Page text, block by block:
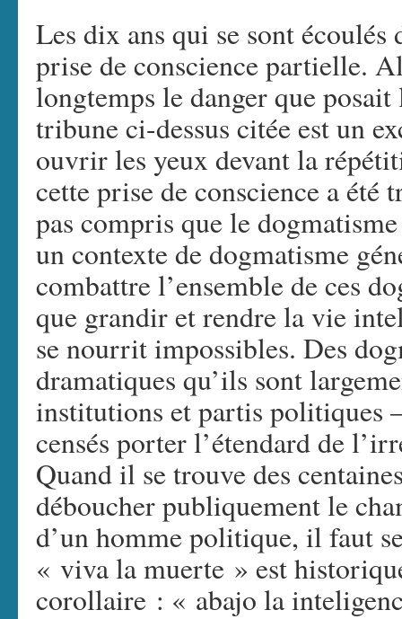
Les dix ans qui se sont
prise de conscience partielle.
longtemps le danger que
tribune ci-dessus citée est un
ouvrir les yeux devant la
cette prise de conscience a été
pas compris que le
un contexte de dogmatisme
combattre l’ensemble de ces
que grandir et rendre la vie
se nourrit impossibles. Des
dramatiques qu’ils sont
institutions et partis politiques
censés porter l’étendard de
Quand il se trouve des
déboucher publiquement le
d’un homme politique, il faut
« viva la muerte » est
corollaire : « abajo la